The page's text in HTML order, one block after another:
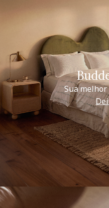
Sua